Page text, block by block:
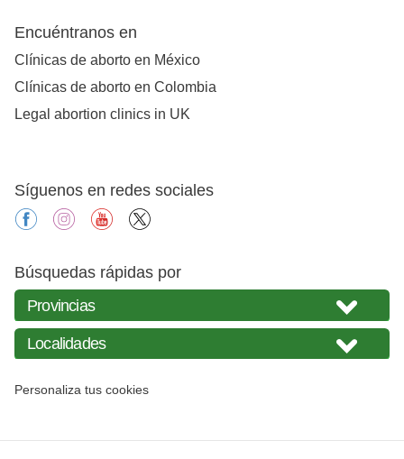
Encuéntranos en
Clínicas de aborto en México
Clínicas de aborto en Colombia
Legal abortion clinics in UK
Síguenos en redes sociales
facebookinstagramyoutube
Búsquedas rápidas por
Personaliza tus cookies